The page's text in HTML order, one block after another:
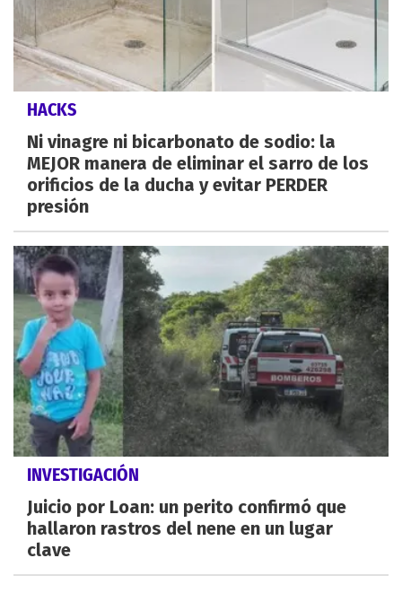
HACKS
Ni vinagre ni bicarbonato de sodio: la
MEJOR manera de eliminar el sarro de los
orificios de la ducha y evitar PERDER
presión
INVESTIGACIÓN
Juicio por Loan: un perito confirmó que
hallaron rastros del nene en un lugar
clave